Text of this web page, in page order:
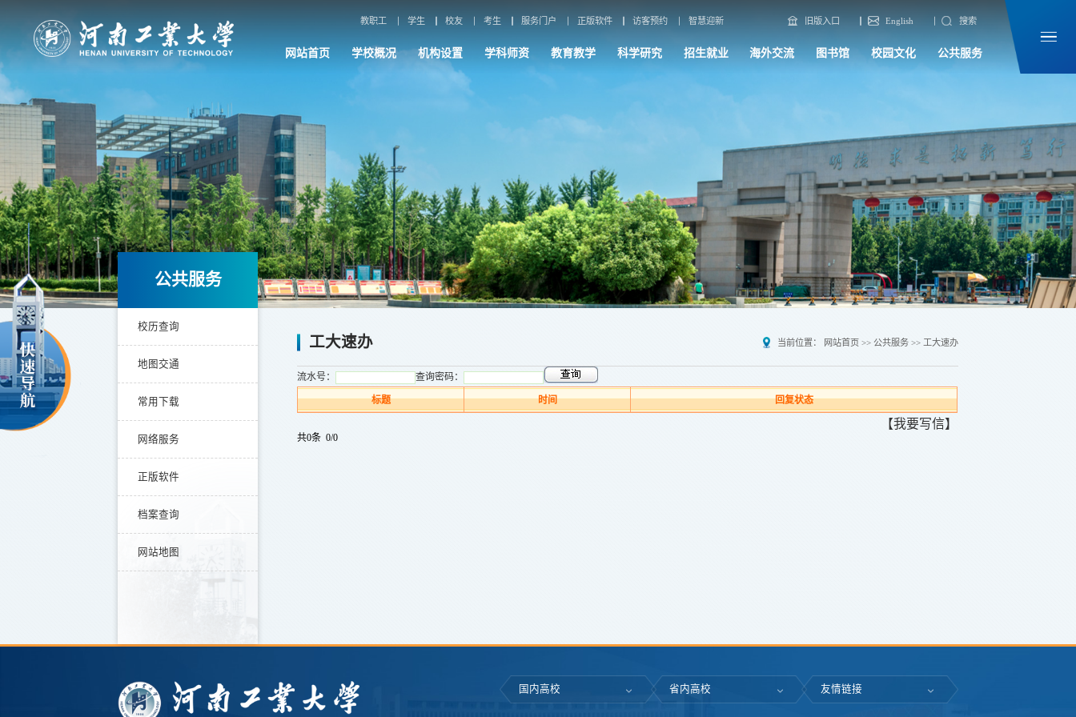
教职工 学生 校友 考生 服务门户 正版软件 访客预约 智慧迎新 旧版入口 English 搜索
网站首页 学校概况 机构设置 学科师资 教育教学 科学研究 招生就业 海外交流 图书馆 校园文化 公共服务
公共服务
校历查询
地图交通
常用下载
网络服务
正版软件
档案查询
网站地图
工大速办 当前位置： 网站首页 >> 公共服务>> 工大速办
流水号： 查询密码：
标题 时间 回复状态
【我要写信】
共0条 0/0
国内高校 省内高校 友情链接